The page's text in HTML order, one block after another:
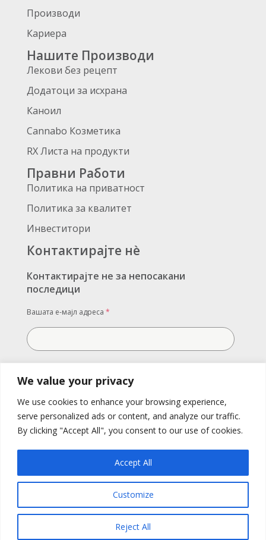
We value your privacy
We use cookies to enhance your browsing experience,
serve personalized ads or content, and analyze our traffic.
By clicking "Accept All", you consent to our use of cookies.
Customize
Reject All
Accept All
Производи
Кариера
Нашите Производи
Лекови без рецепт
Додатоци за исхрана
Каноил
Cannabo Козметика
RX Листа на продукти
Правни Работи
Политика на приватност
Политика за квалитет
Инвеститори
Контактирајте нè
Контактирајте не за непосакани
последици
Вашата е-мајл адреса *
Испратете
All RIghts Reserved. Replek 2022